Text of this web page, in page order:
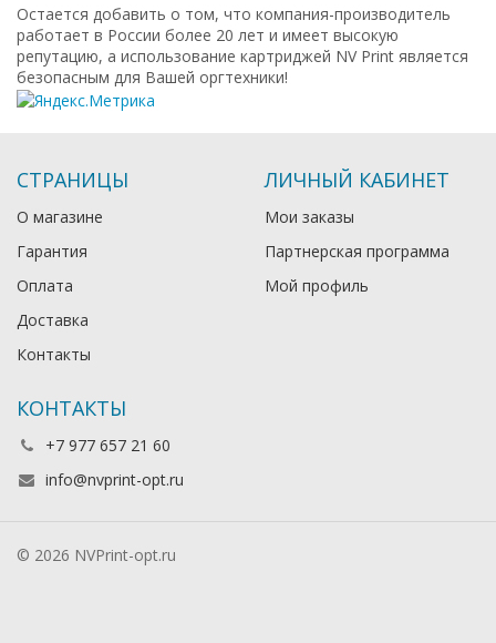
Остается добавить о том, что компания-производитель
работает в России более 20 лет и имеет высокую
репутацию, а использование картриджей NV Print является
безопасным для Вашей оргтехники!
СТРАНИЦЫ
О магазине
Гарантия
Оплата
Доставка
Контакты
ЛИЧНЫЙ КАБИНЕТ
Мои заказы
Партнерская программа
Мой профиль
КОНТАКТЫ
+7 977 657 21 60
info@nvprint-opt.ru
© 2026 NVPrint-opt.ru